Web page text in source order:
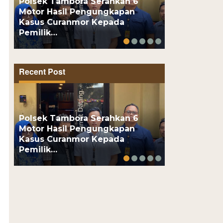
Motor Hasil Pengungkapan
Kasus Curanmor Kepada
Pemilik…
Recent Post
Polsek Tambora Serahkan 6
Motor Hasil Pengungkapan
Kasus Curanmor Kepada
Pemilik…